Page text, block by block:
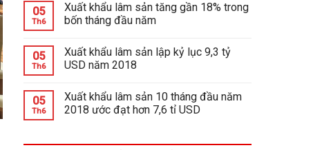
05
Th6
Xuất khẩu lâm sản tăng gần 18% trong
bốn tháng đầu năm
05
Th6
Xuất khẩu lâm sản lập kỷ lục 9,3 tỷ
USD năm 2018
05
Th6
Xuất khẩu lâm sản 10 tháng đầu năm
2018 ước đạt hơn 7,6 tỉ USD